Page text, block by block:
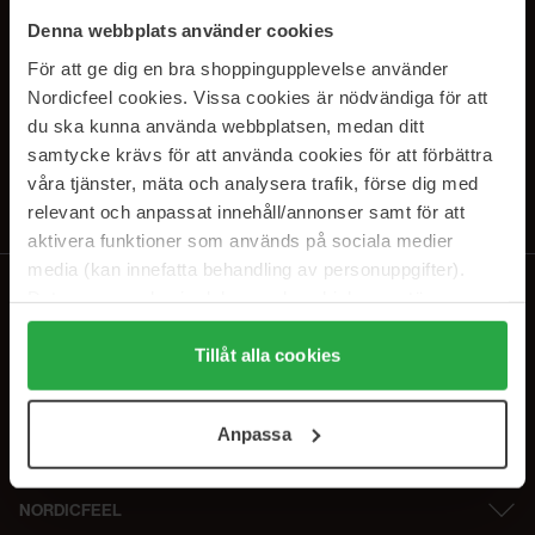
Denna webbplats använder cookies
För att ge dig en bra shoppingupplevelse använder
Nordicfeel cookies. Vissa cookies är nödvändiga för att
du ska kunna använda webbplatsen, medan ditt
samtycke krävs för att använda cookies för att förbättra
våra tjänster, mäta och analysera trafik, förse dig med
relevant och anpassat innehåll/annonser samt för att
aktivera funktioner som används på sociala medier
media (kan innefatta behandling av personuppgifter).
Genom att trycka på "Tillåt alla cookies" accepterar du
alla cookies, medan du under "Detaljer" kan anpassa
användningen av cookies. Du kan när som helst återkalla
samt vår Integritetspolicy.
Tillåt alla cookies
Anpassa
SUBSCRIBE TO OUR
NEWSLETTER
E-postadresse
Ved å abonnere godtar du vårpersonvernerklæring. Du kan melde deg
NORDICFEEL